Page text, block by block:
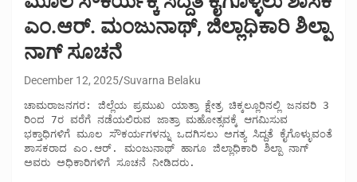
ಎಂ.ಆರ್. ಮಂಜುನಾಥ್, ಜಿಲ್ಲಾಧಿಕಾರಿ ಶಿಲ್ಪಾ
ನಾಗ್ ಸೂಚನೆ
December 12, 2025 Suvarna Belaku
ಚಾಮರಾಜನಗರ: ಜಿಲ್ಲೆಯ ಪ್ರಮುಖ ಯಾತ್ರಾ ಕ್ಷೇತ್ರ ಚಿಕ್ಕಲ್ಲೂರಿನಲ್ಲಿ ಜನವರಿ 3
ರಿಂದ 7ರ ವರೆಗೆ ನಡೆಯಲಿರುವ ಜಾತ್ರಾ ಮಹೋತ್ಸವಕ್ಕೆ ಆಗಮಿಸುವ
ಭಕ್ತಾಧಿಗಳಿಗೆ ಮೂಲ ಸೌಕರ್ಯಗಳನ್ನು ಒದಗಿಸಲು ಅಗತ್ಯ ಸಿದ್ದತೆ ಕೈಗೊಳ್ಳುವಂತೆ
ಶಾಸಕರಾದ ಎಂ.ಆರ್. ಮಂಜುನಾಥ್ ಹಾಗೂ ಜಿಲ್ಲಾಧಿಕಾರಿ ಶಿಲ್ಪಾ ನಾಗ್
ಅವರು ಅಧಿಕಾರಿಗಳಿಗೆ ಸೂಚನೆ ನೀಡಿದರು.